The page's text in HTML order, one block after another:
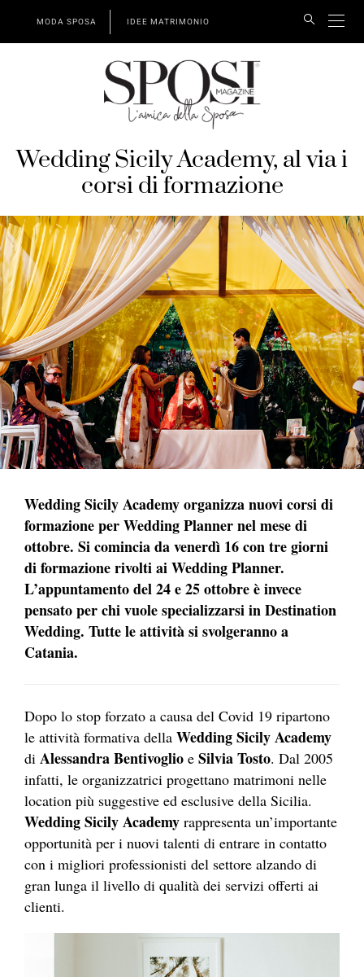
MODA SPOSA IDEE MATRIMONIO
Wedding Sicily Academy, al via i
corsi di formazione
Wedding Sicily Academy organizza nuovi corsi di
formazione per Wedding Planner nel mese di
ottobre. Si comincia da venerdì 16 con tre giorni
di formazione rivolti ai Wedding Planner.
L’appuntamento del 24 e 25 ottobre è invece
pensato per chi vuole specializzarsi in Destination
Wedding. Tutte le attività si svolgeranno a
Catania.
Dopo lo stop forzato a causa del Covid 19 ripartono
le attività formativa della Wedding Sicily Academy
di Alessandra Bentivoglio e Silvia Tosto. Dal 2005
infatti, le organizzatrici progettano matrimoni nelle
location più suggestive ed esclusive della Sicilia.
Wedding Sicily Academy rappresenta un’importante
opportunità per i nuovi talenti di entrare in contatto
con i migliori professionisti del settore alzando di
gran lunga il livello di qualità dei servizi offerti ai
clienti.